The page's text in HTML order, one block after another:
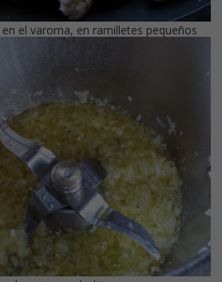
el varoma, en ramilletes pequeños